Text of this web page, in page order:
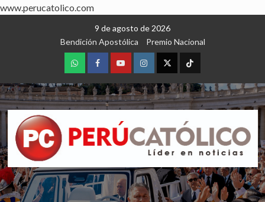
www.perucatolico.com
9 de agosto de 2026
Bendición Apostólica
Premio Nacional
WhatsAppFacebookYoutubeInstagram
X TikTok